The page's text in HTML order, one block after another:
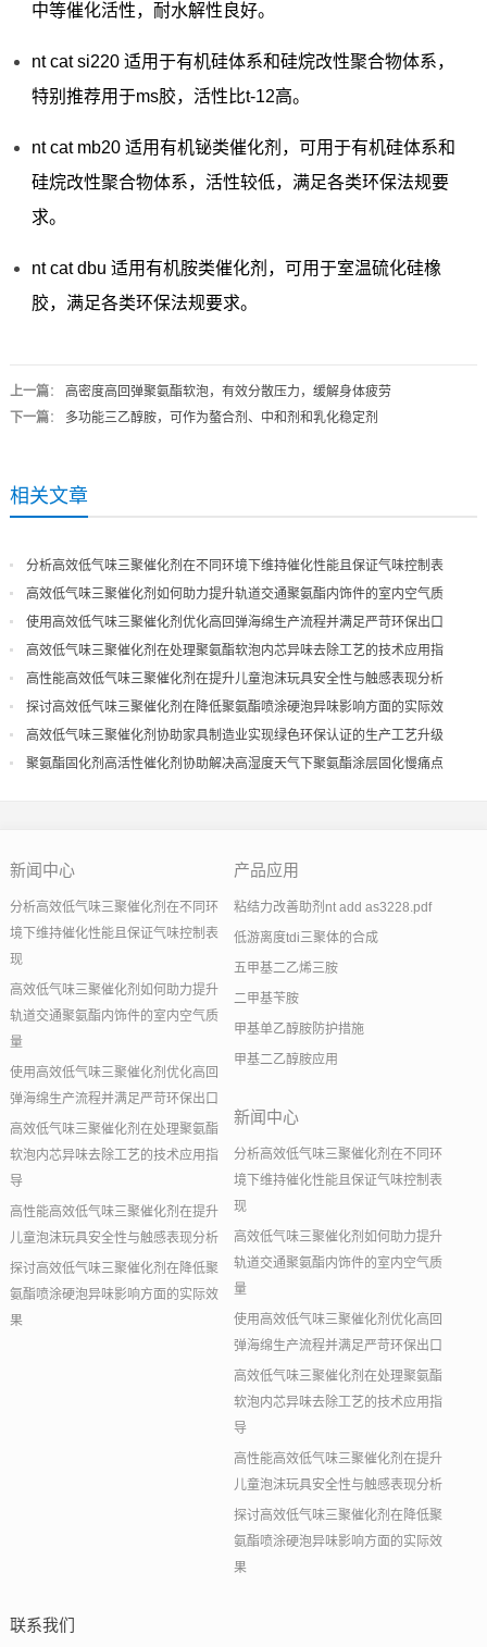
中等催化活性，耐水解性良好。
nt cat si220 适用于有机硅体系和硅烷改性聚合物体系，
特别推荐用于ms胶，活性比t-12高。
nt cat mb20 适用有机铋类催化剂，可用于有机硅体系和
硅烷改性聚合物体系，活性较低，满足各类环保法规要
求。
nt cat dbu 适用有机胺类催化剂，可用于室温硫化硅橡
胶，满足各类环保法规要求。
上一篇： 高密度高回弹聚氨酯软泡，有效分散压力，缓解身体疲劳
下一篇： 多功能三乙醇胺，可作为螯合剂、中和剂和乳化稳定剂
相关文章
分析高效低气味三聚催化剂在不同环境下维持催化性能且保证气味控制表
现
高效低气味三聚催化剂如何助力提升轨道交通聚氨酯内饰件的室内空气质
量
使用高效低气味三聚催化剂优化高回弹海绵生产流程并满足严苛环保出口
高效低气味三聚催化剂在处理聚氨酯软泡内芯异味去除工艺的技术应用指
导
高性能高效低气味三聚催化剂在提升儿童泡沫玩具安全性与触感表现分析
探讨高效低气味三聚催化剂在降低聚氨酯喷涂硬泡异味影响方面的实际效
果
高效低气味三聚催化剂协助家具制造业实现绿色环保认证的生产工艺升级
聚氨酯固化剂高活性催化剂协助解决高湿度天气下聚氨酯涂层固化慢痛点
新闻中心
分析高效低气味三聚催化剂在不同环
境下维持催化性能且保证气味控制表
现
高效低气味三聚催化剂如何助力提升
轨道交通聚氨酯内饰件的室内空气质
量
使用高效低气味三聚催化剂优化高回
弹海绵生产流程并满足严苛环保出口
高效低气味三聚催化剂在处理聚氨酯
软泡内芯异味去除工艺的技术应用指
导
高性能高效低气味三聚催化剂在提升
儿童泡沫玩具安全性与触感表现分析
探讨高效低气味三聚催化剂在降低聚
氨酯喷涂硬泡异味影响方面的实际效
果
产品应用
粘结力改善助剂nt add as3228.pdf
低游离度tdi三聚体的合成
五甲基二乙烯三胺
二甲基苄胺
甲基单乙醇胺防护措施
甲基二乙醇胺应用
新闻中心
分析高效低气味三聚催化剂在不同环
境下维持催化性能且保证气味控制表
现
高效低气味三聚催化剂如何助力提升
轨道交通聚氨酯内饰件的室内空气质
量
使用高效低气味三聚催化剂优化高回
弹海绵生产流程并满足严苛环保出口
高效低气味三聚催化剂在处理聚氨酯
软泡内芯异味去除工艺的技术应用指
导
高性能高效低气味三聚催化剂在提升
儿童泡沫玩具安全性与触感表现分析
探讨高效低气味三聚催化剂在降低聚
氨酯喷涂硬泡异味影响方面的实际效
果
联系我们